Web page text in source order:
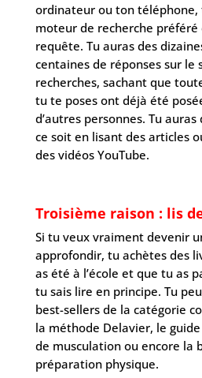
ordinateur ou ton téléphone,
moteur de recherche
requête. Tu auras des
centaines de réponses sur le
recherches, sachant que
tu te poses ont déjà été
d’autres personnes. Tu
ce soit en lisant des articles
des vidéos YouTube.
Troisième raison : lis
Si tu veux vraiment devenir
approfondir, tu achètes des
as été à l’école et que tu as
tu sais lire en principe. Tu
best-sellers de la catégorie
la méthode Delavier, le
de musculation ou encore la
préparation physique.